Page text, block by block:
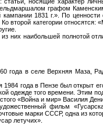
графом
кампании 1831 г.». По
второй категории
них наибольшей полнотой
в селе Верхняя Маза,
года в Пензе был открыт
одежде того времени. Этим
«Война и мир» Василия
фильм
марки СССР, одна из
летучих».